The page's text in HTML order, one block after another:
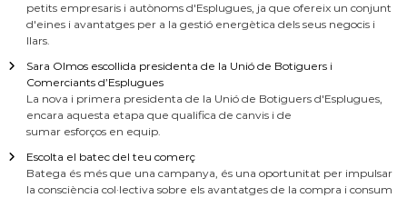
petits empresaris i autònoms d'Esplugues, ja que ofereix un conjunt
d'eines i avantatges per a la gestió energètica dels seus negocis i
llars.
Sara Olmos escollida presidenta de la Unió de Botiguers i
Comerciants d’Esplugues
La nova i primera presidenta de la Unió de Botiguers d'Esplugues,
encara aquesta etapa que qualifica de canvis i de
sumar esforços en equip.
Escolta el batec del teu comerç
Batega és més que una campanya, és una oportunitat per impulsar
la consciència col·lectiva sobre els avantatges de la compra i consum